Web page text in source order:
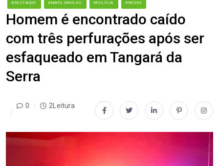
#DESTAQUE #MATO GROSSO #POLÍCIA #REDES
Homem é encontrado caído
com três perfurações após ser
esfaqueado em Tangará da
Serra
0 2Leitura